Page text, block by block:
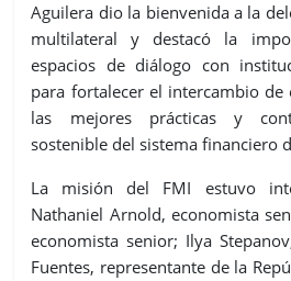
Aguilera dio la bienvenida a la
multilateral y destacó la
espacios de diálogo con
para fortalecer el intercambio de
las mejores prácticas y
sostenible del sistema financiero
La misión del FMI estuvo
Nathaniel Arnold, economista
economista senior; Ilya
Fuentes, representante de la